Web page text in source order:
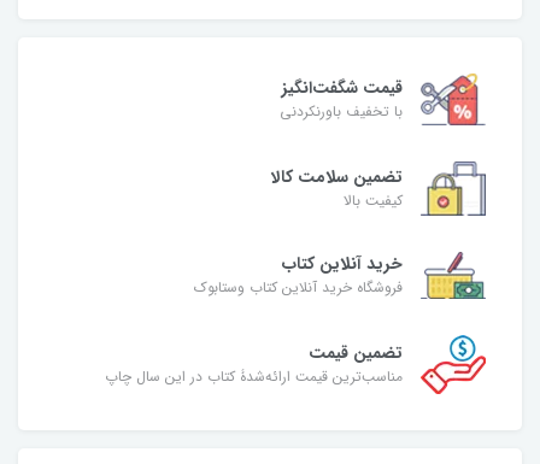
قیمت شگفت‌انگیز
با تخفیف باورنکردنی
تضمین سلامت کالا
کیفیت بالا
خرید آنلاین کتاب
فروشگاه خرید آنلاین کتاب وستابوک
تضمین قیمت
مناسب‌ترین قیمت ارائه‌شدۀ کتاب در این سال چاپ